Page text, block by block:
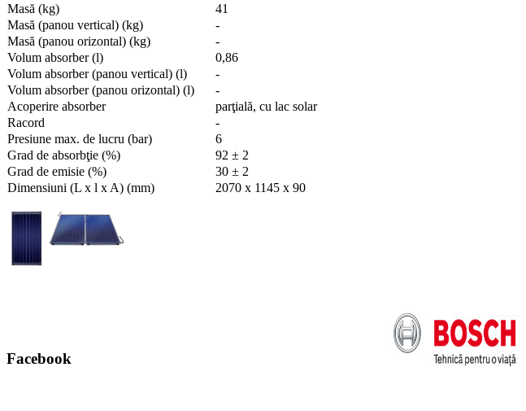
Masă (kg)
41
Masă (panou vertical) (kg)
-
Masă (panou orizontal) (kg)
-
Volum absorber (l)
0,86
Volum absorber (panou vertical) (l)
-
Volum absorber (panou orizontal) (l)
-
Acoperire absorber
parţială, cu lac solar
Racord
-
Presiune max. de lucru (bar)
6
Grad de absorbţie (%)
92 ± 2
Grad de emisie (%)
30 ± 2
Dimensiuni (L x l x A) (mm)
2070 x 1145 x 90
Facebook